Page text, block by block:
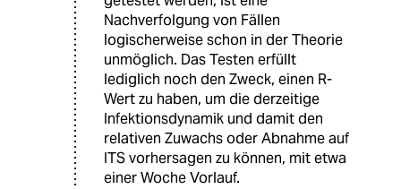
Nachverfolgung von Fällen
logischerweise schon in der Theorie
unmöglich. Das Testen erfüllt
lediglich noch den Zweck, einen R-
Wert zu haben, um die derzeitige
Infektionsdynamik und damit den
relativen Zuwachs oder Abnahme auf
ITS vorhersagen zu können, mit etwa
einer Woche Vorlauf.